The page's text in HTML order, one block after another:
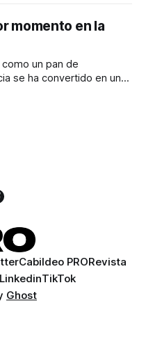
de publicidad digital
para atender
una persona
momento en la
un pan de
se ha convertido en uno
y experiencias que
Cabildeo PRORevista
TikTok
Ghost